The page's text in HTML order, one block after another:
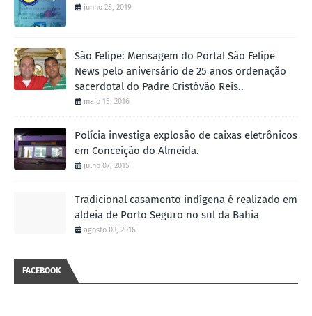
junho 28, 2019
São Felipe: Mensagem do Portal São Felipe
News pelo aniversário de 25 anos ordenação
sacerdotal do Padre Cristóvão Reis..
maio 15, 2016
Polícia investiga explosão de caixas eletrônicos
em Conceição do Almeida.
julho 07, 2015
Tradicional casamento indígena é realizado em
aldeia de Porto Seguro no sul da Bahia
agosto 03, 2016
FACEBOOK